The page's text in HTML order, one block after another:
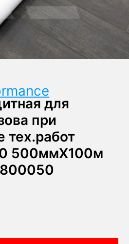
для
при
тех.работ
500ммХ100м